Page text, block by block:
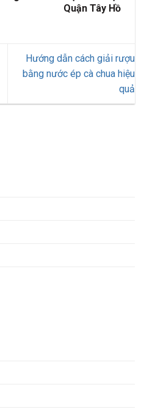
Quận Tây Hồ
Hướng dẫn cách giải rượu
bằng nước ép cà chua hiệu
quả